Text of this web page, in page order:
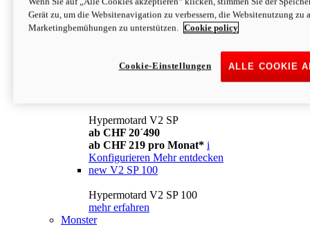
Konfigurieren Mehr entdecken
newV2
ab CHF 169 pro Monat* i
Mehr entdecken
Hypermotard V2 SP
ab CHF 20´490
ab CHF 219 pro Monat* i
Konfigurieren Mehr entdecken
new V2 SP 100
Hypermotard V2 SP 100
mehr erfahren
Monster
Gerät zu, um die Websitenavigation zu verbessern, die Websitenutzung zu
Marketingbemühungen zu unterstützen.
Cookie policy
ALLE COOKIE
Cookie-Einstellungen